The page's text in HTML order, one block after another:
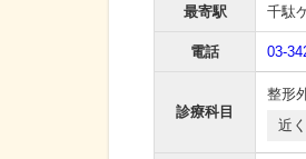
最寄駅 千駄
電話 03-
診療科目
整形
近